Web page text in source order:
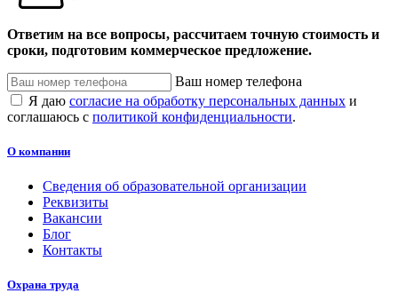
Ответим на все вопросы, рассчитаем точную стоимость и
сроки, подготовим коммерческое предложение.
Ваш номер телефона
Я даю согласие на обработку персональных данных и
соглашаюсь с политикой конфиденциальности.
О компании
Сведения об образовательной организации
Реквизиты
Вакансии
Блог
Контакты
Охрана труда